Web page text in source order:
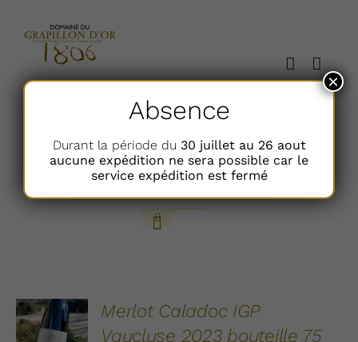
contenu
Trier par
24 Articles
AJOUTER
AU
PANIER
Merlot Caladoc IGP
Vaucluse 2023 bouteille 75
Absence
Durant la période du 30 juillet au 26 aout
aucune expédition ne sera possible car le
service expédition est fermé
×